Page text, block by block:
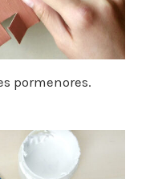
pormenores.